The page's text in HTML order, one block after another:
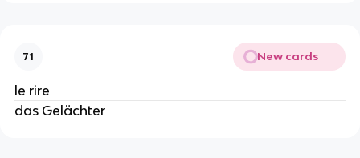
71 New cards
le rire
das Gelächter